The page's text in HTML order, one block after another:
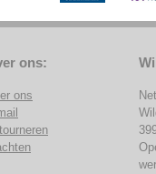
ons:
ons